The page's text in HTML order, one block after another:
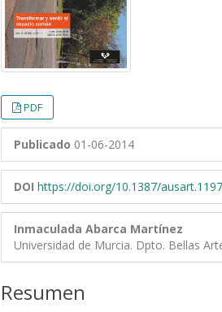
PDF
Publicado 01-06-2014
DOI https://doi.org/10.1387/
Inmaculada Abarca Martínez
Universidad de Murcia. Dpto. Bellas
Resumen